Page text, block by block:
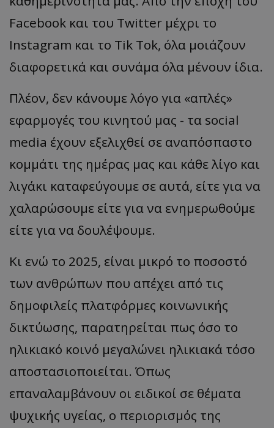
Facebook και του Twitter μέχρι το
Instagram και το Tik Tok, όλα μοιάζουν
διαφορετικά και συνάμα όλα μένουν ίδια.
Πλέον, δεν κάνουμε λόγο για «απλές»
εφαρμογές του κινητού μας - τα social
media έχουν εξελιχθεί σε αναπόσπαστο
κομμάτι της ημέρας μας και κάθε λίγο και
λιγάκι καταφεύγουμε σε αυτά, είτε για να
χαλαρώσουμε είτε για να ενημερωθούμε
είτε για να δουλέψουμε.
Κι ενώ το 2025, είναι μικρό το ποσοστό
των ανθρώπων που απέχει από τις
δημοφιλείς πλατφόρμες κοινωνικής
δικτύωσης, παρατηρείται πως όσο το
ηλικιακό κοινό μεγαλώνει ηλικιακά τόσο
αποστασιοποιείται. Όπως
επαναλαμβάνουν οι ειδικοί σε θέματα
ψυχικής υγείας, ο περιορισμός της